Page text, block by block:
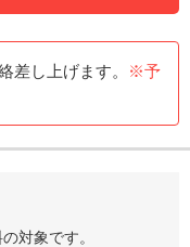
差し上げます。
※予
対象です。